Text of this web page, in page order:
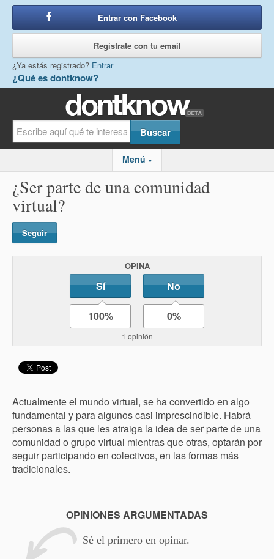
¿Qué es dontknow?
Entrar con Facebook
Regístrate con tu email
¿Ya estás registrado? Entrar
Menú ▼
¿Ser parte de una comunidad
virtual?
Seguir
OPINA
Sí No
100% 0%
1 opinión
Actualmente el mundo virtual, se ha convertido en algo
fundamental y para algunos casi imprescindible. Habrá
personas a las que les atraiga la idea de ser parte de una
comunidad o grupo virtual mientras que otras, optarán por
seguir participando en colectivos, en las formas más
tradicionales.
OPINIONES ARGUMENTADAS
Sé el primero en opinar.